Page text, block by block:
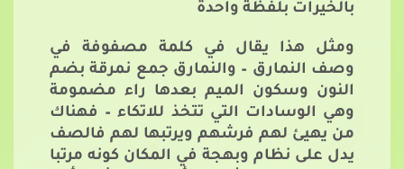
بالخيرات بلفظة واحدة
ومثل هذا يقال في كلمة مصفوفة في
وصف النمارق – والنمارق جمع نمرقة بضم
النون وسكون الميم بعدها راء مضمومة
وهي الوسادات التي تتخذ للاتكاء – فهناك
من يهيئ لهم فرشهم ويرتبها لهم فالصف
يدل على نظام وبهجة في المكان كونه مرتبا